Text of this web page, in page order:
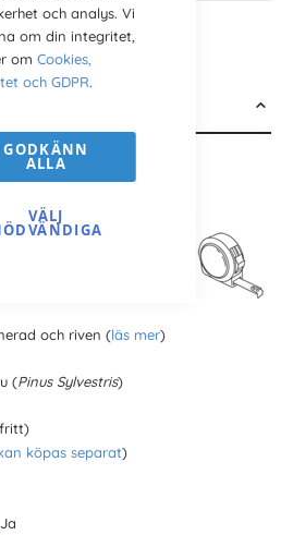
och analys. Vi
om din integritet,
om Cookies,
och GDPR.
GODKÄNN
ALLA
VÄLJ
och riven (läs mer)
(Pinus Sylvestris)
köpas separat)